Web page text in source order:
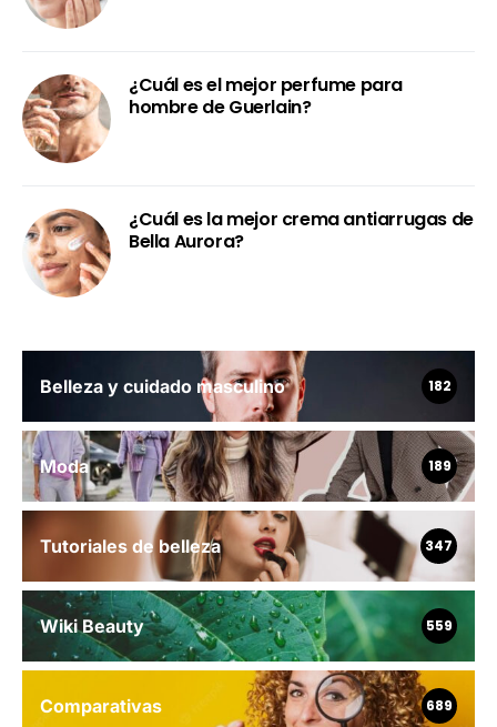
¿Cuál es el mejor perfume para
hombre de Guerlain?
¿Cuál es la mejor crema antiarrugas de
Bella Aurora?
Belleza y cuidado masculino 182
Moda 189
Tutoriales de belleza 347
Wiki Beauty 559
Comparativas 689